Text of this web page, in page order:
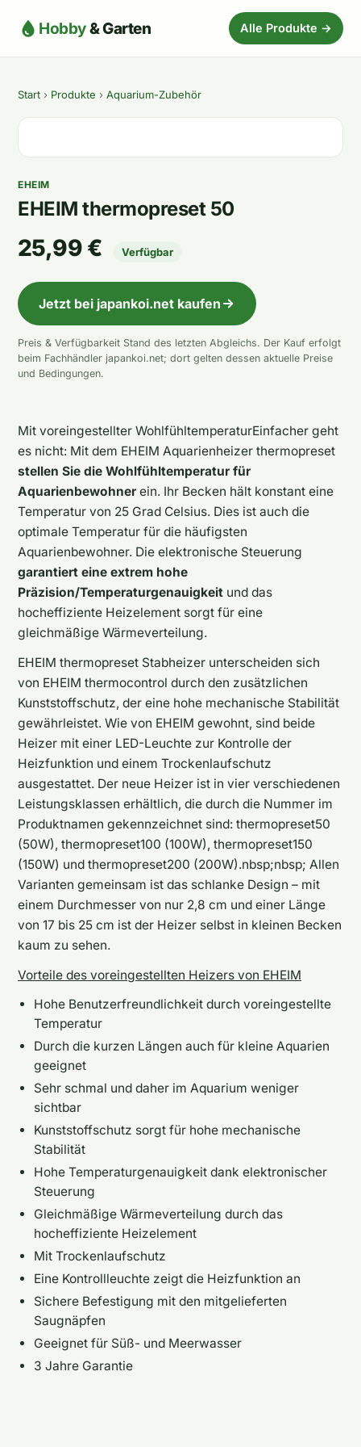
Hobby& Garten Alle Produkte →
Start › Produkte › Aquarium-Zubehör
EHEIM
EHEIM thermopreset 50
25,99 € Verfügbar
Jetzt bei japankoi.net kaufen
Preis & Verfügbarkeit Stand des letzten Abgleichs. Der Kauf erfolgt
beim Fachhändler japankoi.net; dort gelten dessen aktuelle Preise
und Bedingungen.
Mit voreingestellter WohlfühltemperaturEinfacher geht
es nicht: Mit dem EHEIM Aquarienheizer thermopreset
stellen Sie die Wohlfühltemperatur für
Aquarienbewohner ein. Ihr Becken hält konstant eine
Temperatur von 25 Grad Celsius. Dies ist auch die
optimale Temperatur für die häufigsten
Aquarienbewohner. Die elektronische Steuerung
garantiert eine extrem hohe
Präzision/Temperaturgenauigkeit und das
hocheffiziente Heizelement sorgt für eine
gleichmäßige Wärmeverteilung.
EHEIM thermopreset Stabheizer unterscheiden sich
von EHEIM thermocontrol durch den zusätzlichen
Kunststoffschutz, der eine hohe mechanische Stabilität
gewährleistet. Wie von EHEIM gewohnt, sind beide
Heizer mit einer LED-Leuchte zur Kontrolle der
Heizfunktion und einem Trockenlaufschutz
ausgestattet. Der neue Heizer ist in vier verschiedenen
Leistungsklassen erhältlich, die durch die Nummer im
Produktnamen gekennzeichnet sind: thermopreset50
(50W), thermopreset100 (100W), thermopreset150
(150W) und thermopreset200 (200W).nbsp;nbsp; Allen
Varianten gemeinsam ist das schlanke Design – mit
einem Durchmesser von nur 2,8 cm und einer Länge
von 17 bis 25 cm ist der Heizer selbst in kleinen Becken
kaum zu sehen.
Vorteile des voreingestellten Heizers von EHEIM
Hohe Benutzerfreundlichkeit durch voreingestellte
Temperatur
Durch die kurzen Längen auch für kleine Aquarien
geeignet
Sehr schmal und daher im Aquarium weniger
sichtbar
Kunststoffschutz sorgt für hohe mechanische
Stabilität
Hohe Temperaturgenauigkeit dank elektronischer
Steuerung
Gleichmäßige Wärmeverteilung durch das
hocheffiziente Heizelement
Mit Trockenlaufschutz
Eine Kontrollleuchte zeigt die Heizfunktion an
Sichere Befestigung mit den mitgelieferten
Saugnäpfen
Geeignet für Süß- und Meerwasser
3 Jahre Garantie